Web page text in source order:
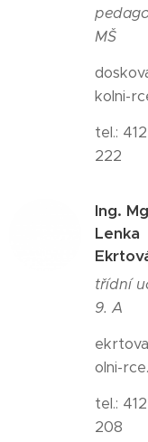
MŠ
kolni-
tel.:
222
Ing.
Lenka
třídní
9. A
olni-
tel.:
208